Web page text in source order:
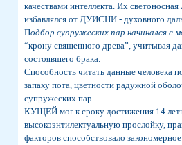
качествами интеллекта. Их
избавлялся от ДУИСНИ - духовного
Подбор супружеских пар начинался с
“крону священного древа”, учитывая
состоявшего брака.
Способность читать данные человека
запаху пота, цветности радужной
супружеских пар.
КУЩЕЙ мог к сроку достижения 14
высокоэнтилектуальную прослойку,
факторов способствовало